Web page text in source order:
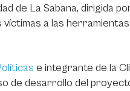
de La Sabana, dirigida
a las
e integrante de la
de desarrollo del